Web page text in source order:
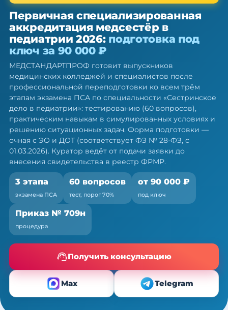
СПО · первичная специализированная аккредитация
Первичная специализированная
аккредитация медсестёр в
педиатрии — подготовка под
ключ
Готовим ко всем трём этапам экзамена ПСА: тест,
симуляция, ситуационные задачи
Первичная специализированная
аккредитация медсестёр в
педиатрии 2026: подготовка под
ключ за 90 000 ₽
МЕДСТАНДАРТПРОФ готовит выпускников
медицинских колледжей и специалистов после
профессиональной переподготовки ко всем трём
этапам экзамена ПСА по специальности «Сестринское
дело в педиатрии»: тестированию (60 вопросов),
практическим навыкам в симулированных условиях и
решению ситуационных задач. Форма подготовки —
очная с ЭО и ДОТ (соответствует ФЗ № 28-ФЗ, с
01.03.2026). Куратор ведёт от подачи заявки до
внесения свидетельства в реестр ФРМР.
3 этапа
экзамена ПСА
60 вопросов
тест, порог 70%
от 90 000 ₽
под ключ
Приказ № 709н
процедура
Получить консультацию
Max Telegram